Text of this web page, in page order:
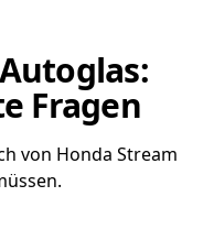
Fragen
von Honda Stream